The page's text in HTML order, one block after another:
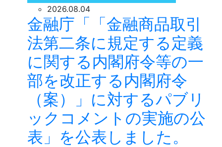
2026.08.04
金融庁「「金融商品取引
法第二条に規定する定義
に関する内閣府令等の一
部を改正する内閣府令
（案）」に対するパブリ
ックコメントの実施の公
表」を公表しました。